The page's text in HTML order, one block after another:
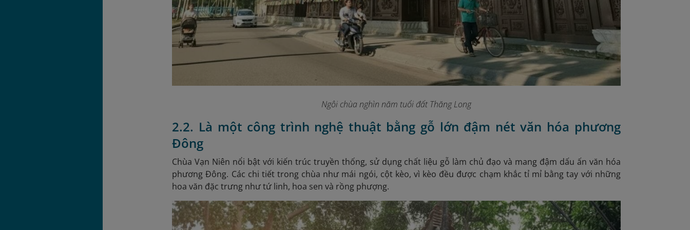
Ngôi chùa nghìn năm tuổi đất Thăng Long
2.2. Là một công trình nghệ thuật bằng gỗ lớn đậm nét văn hóa phương
Đông
Chùa Vạn Niên nổi bật với kiến trúc truyền thống, sử dụng chất liệu gỗ làm chủ đạo và mang đậm dấu ấn văn hóa
phương Đông. Các chi tiết trong chùa như mái ngói, cột kèo, vì kèo đều được chạm khắc tỉ mỉ bằng tay với những
hoa văn đặc trưng như tứ linh, hoa sen và rồng phượng.